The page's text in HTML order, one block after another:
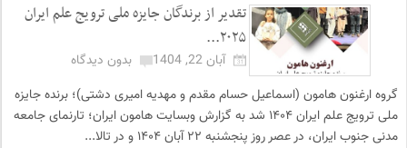
تقدیر از برندگان جایزه ملی ترویج علم ایران
۲۰۲۵...
آبان 22, 1404
بدون دیدگاه
گروه ارغنون هامون (اسماعیل حسام مقدم و مهدیه امیری دشتی)؛ برنده جایزه
ملی ترویج علم ایران ۱۴۰۴ شد به گزارش وبسایت هامون ایران؛ تارنمای جامعه
مدنی جنوب ایران، در عصر روز پنجشنبه ۲۲ آبان ۱۴۰۴ و در تالا...